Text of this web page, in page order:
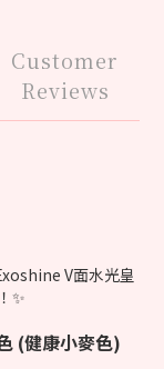
Customer
Reviews
V面水光皇
✨
(健康小麥色)